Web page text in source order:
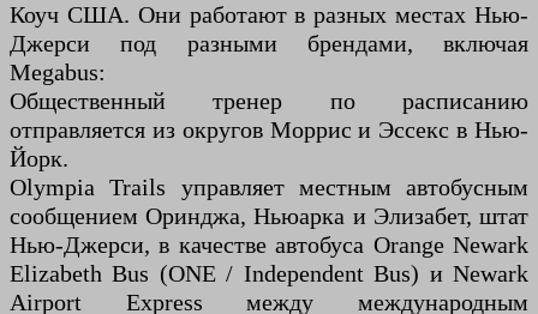
Коуч США. Они работают в разных местах Нью-
Джерси под разными брендами, включая
Megabus:
Общественный тренер по расписанию
отправляется из округов Моррис и Эссекс в Нью-
Йорк.
Olympia Trails управляет местным автобусным
сообщением Оринджа, Ньюарка и Элизабет, штат
Нью-Джерси, в качестве автобуса Orange Newark
Elizabeth Bus (ONE / Independent Bus) и Newark
Airport Express между международным